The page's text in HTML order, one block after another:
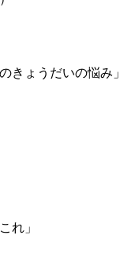
きょうだいの悩み」
れ」